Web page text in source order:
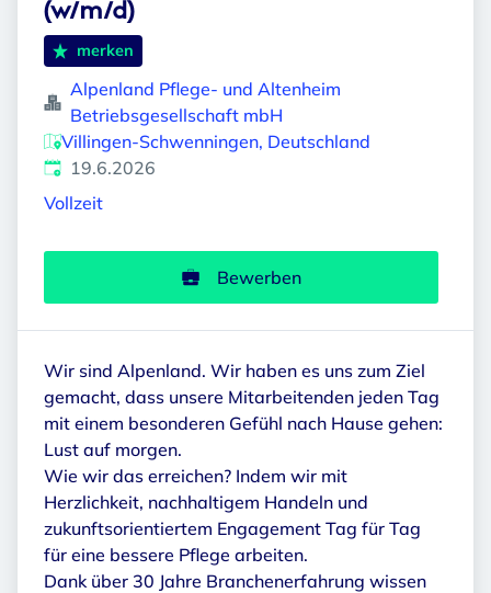
(w/m/d)
merken
Alpenland Pflege- und Altenheim
Betriebsgesellschaft mbH
Villingen-Schwenningen, Deutschland
Veröffentlicht:
19.6.2026
Vollzeit
Bewerben
Wir sind Alpenland. Wir haben es uns zum Ziel
gemacht, dass unsere Mitarbeitenden jeden Tag
mit einem besonderen Gefühl nach Hause gehen:
Lust auf morgen.
Wie wir das erreichen? Indem wir mit
Herzlichkeit, nachhaltigem Handeln und
zukunftsorientiertem Engagement Tag für Tag
für eine bessere Pflege arbeiten.
Dank über 30 Jahre Branchenerfahrung wissen